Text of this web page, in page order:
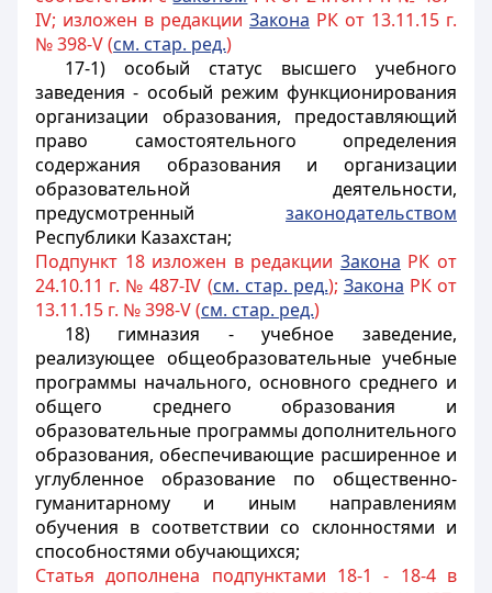
IV; изложен в редакции Закона РК от 13.11.15 г.
№ 398-V (см. стар. ред.)
17-1) особый статус высшего учебного
заведения - особый режим функционирования
организации образования, предоставляющий
право самостоятельного определения
содержания образования и организации
образовательной деятельности,
предусмотренный законодательством
Республики Казахстан;
Подпункт 18 изложен в редакции 3акона РК от
24.10.11 г. № 487-IV (см. стар. ред.); Закона РК от
13.11.15 г. № 398-V (см. стар. ред.)
18) гимназия - учебное заведение,
реализующее общеобразовательные учебные
программы начального, основного среднего и
общего среднего образования и
образовательные программы дополнительного
образования, обеспечивающие расширенное и
углубленное образование по общественно-
гуманитарному и иным направлениям
обучения в соответствии со склонностями и
способностями обучающихся;
Статья дополнена подпунктами 18-1 - 18-4 в